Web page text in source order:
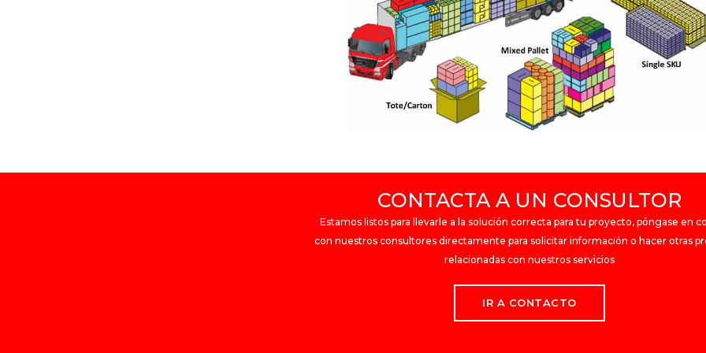
CONTACTA A UN CONSULTOR
Estamos listos para llevarle a la solución correcta para tu proyecto, póngase en
con nuestros consultores directamente para solicitar información o hacer otras
relacionadas con nuestros servicios
IR A CONTACTO